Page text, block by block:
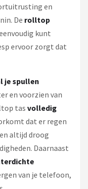
en
De rolltop
kunt
ervoor zorgt dat
je spullen
en voorzien van
tas volledig
dat er regen
altijd droog
Daarnaast
van je telefoon,